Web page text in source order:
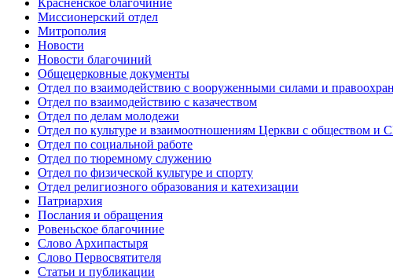
Миссионерский отдел
Митрополия
Новости
Новости благочиний
Общецерковные документы
Отдел по взаимодействию с вооруженными силами и
Отдел по взаимодействию с казачеством
Отдел по делам молодежи
Отдел по культуре и взаимоотношениям Церкви с обществом и
Отдел по социальной работе
Отдел по тюремному служению
Отдел по физической культуре и спорту
Отдел религиозного образования и катехизации
Патриархия
Послания и обращения
Ровеньское благочиние
Слово Архипастыря
Слово Первосвятителя
Статьи и публикации